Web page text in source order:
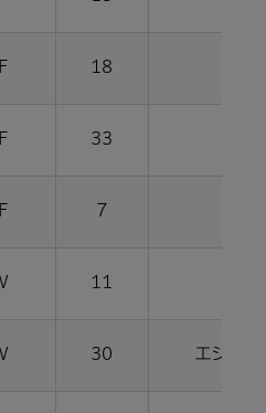
18
33
7
11
30 エジガ